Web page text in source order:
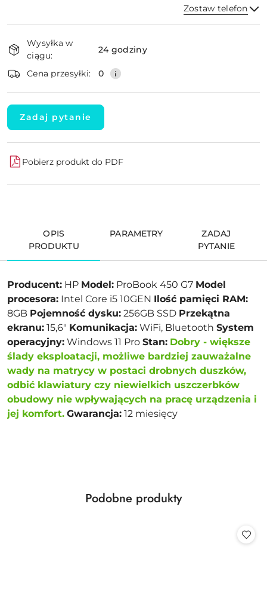
Zostaw telefon
i
dostawa
Wysyłka w
ciągu:
24 godziny
Cena przesyłki: 0
Zadaj pytanie
Pobierz produkt do PDF
OPIS
PRODUKTU
PARAMETRY
ZADAJ
PYTANIE
Producent: HP Model: ProBook 450 G7 Model
procesora: Intel Core i5 10GEN Ilość pamięci RAM:
8GB Pojemność dysku: 256GB SSD Przekątna
ekranu: 15,6" Komunikacja: WiFi, Bluetooth System
operacyjny: Windows 11 Pro Stan: Dobry - większe
ślady eksploatacji, możliwe bardziej zauważalne
wady na matrycy w postaci drobnych duszków,
odbić klawiatury czy niewielkich uszczerbków
obudowy nie wpływających na pracę urządzenia i
jej komfort. Gwarancja: 12 miesięcy
Pomiń karuzelę produktów
Produkty
Podobne produkty